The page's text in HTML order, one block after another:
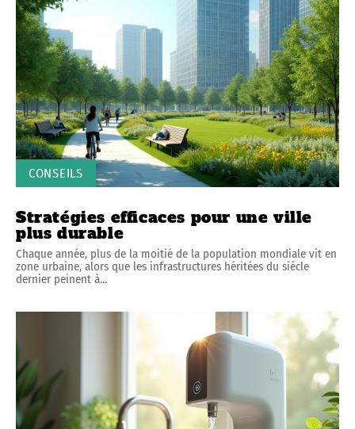
CONSEILS
Stratégies efficaces pour une ville
plus durable
Chaque année, plus de la moitié de la population mondiale vit en
zone urbaine, alors que les infrastructures héritées du siècle
dernier peinent à…